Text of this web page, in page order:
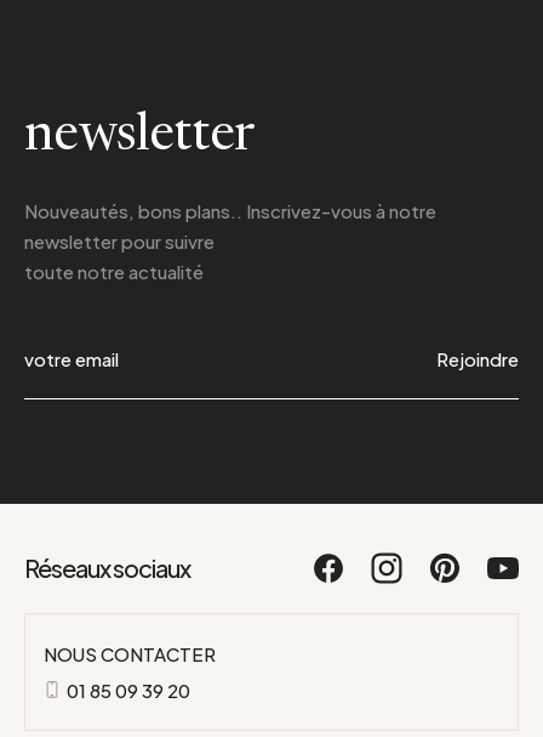
newsletter
Nouveautés, bons plans.. Inscrivez-vous à notre
newsletterpour suivre
toute notre actualité
Rejoindre
Réseaux sociaux
NOUS CONTACTER
01 85 09 39 20